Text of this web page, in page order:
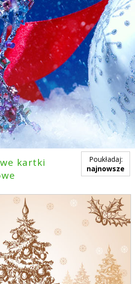
Poukładaj:
najnowsze
kartki